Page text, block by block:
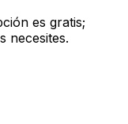
es gratis;
necesites.